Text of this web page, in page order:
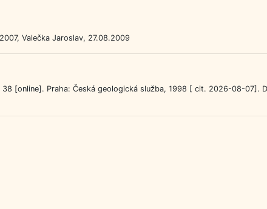
Valečka Jaroslav, 27.08.2009
[online]. Praha: Česká geologická služba, 1998 [ cit. 2026-08-07].